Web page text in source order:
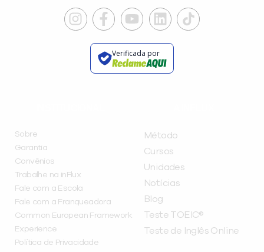
Verificada por
Sobre
Garantia
Convênios
Trabalhe na inFlux
Fale com a Escola
Fale com a Franqueadora
Common European Framework
Experience
Política de Privacidade
Método
Cursos
Unidades
Notícias
Blog
Teste TOEIC®
Teste de Inglês Online